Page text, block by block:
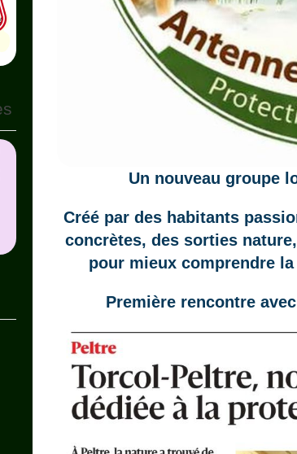
Un nouveau groupe
Créé par des habitants
concrètes, des sorties
pour mieux comprendre
Première rencontre